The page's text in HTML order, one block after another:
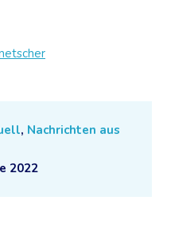
, Nachrichten aus
2022